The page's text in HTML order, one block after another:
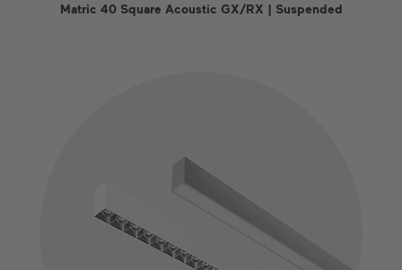
Matric 40 Square Acoustic GX/RX | Suspended